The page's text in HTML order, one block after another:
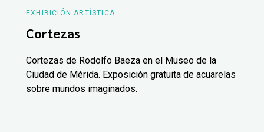
EXHIBICIÓN ARTÍSTICA
Cortezas
Cortezas de Rodolfo Baeza en el Museo de la
Ciudad de Mérida. Exposición gratuita de acuarelas
sobre mundos imaginados.